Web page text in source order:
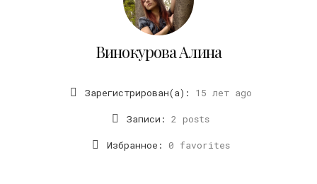
Винокурова Алина
Зарегистрирован(а): 15 лет ago
Записи: 2 posts
Избранное: 0 favorites